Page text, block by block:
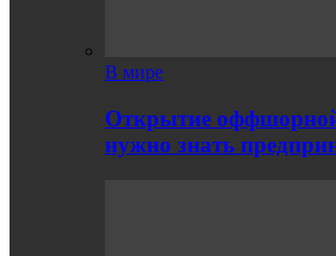
В мире
Открытие
нужно знать